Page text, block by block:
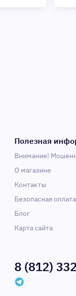
Полезная
Внимание!
О магазине
Контакты
Безопасная
Блог
Карта сайта
8 (812)